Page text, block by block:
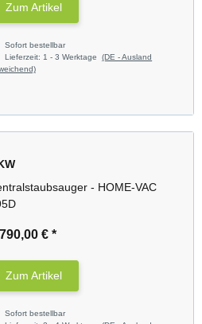
Zum Artikel
Sofort bestellbar
Lieferzeit: 1 - 3 Werktage(DE - Ausland
- HOME-VAC
€ *
Zum Artikel
Sofort bestellbar